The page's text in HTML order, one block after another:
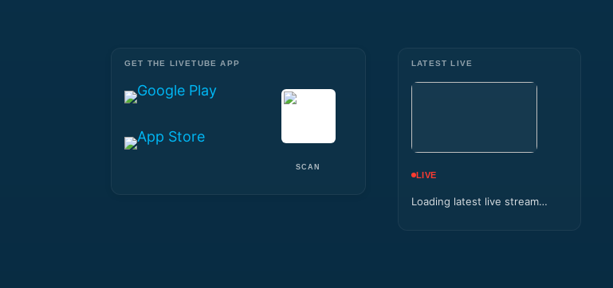
GET THE LIVETUBE APP
SCAN
LATEST LIVE
LIVE
Loading latest live stream…